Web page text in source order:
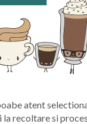
atent
recoltare si